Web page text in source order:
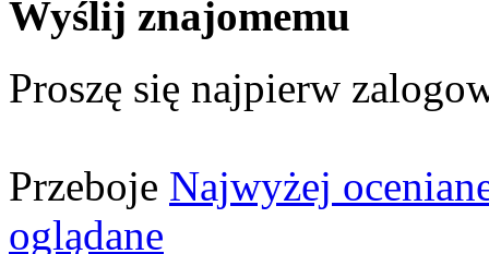
Wyślij znajomemu
Proszę się najpierw
Przeboje Najwyżej
oglądane